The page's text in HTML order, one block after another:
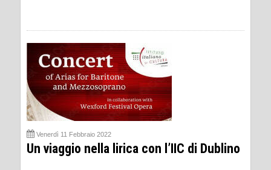
Venerdì 11 Febbraio 2022
Un viaggio nella lirica con l’IIC di Dublino